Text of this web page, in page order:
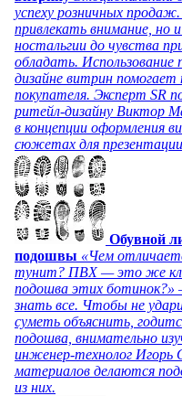
успеху розничных
привлекать внимание, но
ностальгии до чувства
обладать. Использование
дизайне витрин
покупателя. Эксперт SR
ритейл-дизайну Виктор
в концепции оформления
сюжетах для
Обувной
подошвы «Чем
тунит? ПВХ — это же
подошва этих ботинок?»
знать все. Чтобы не
суметь объяснить,
подошва, внимательно
инженер-технолог Игорь
материалов делаются
из них.